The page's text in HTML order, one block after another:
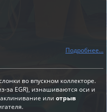
Подробнее...
во впускном коллекторе.
за EGR), изнашиваются оси и
или отрыв